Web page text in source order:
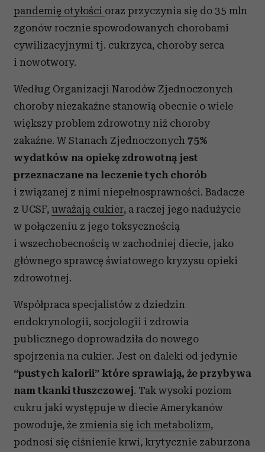
pandemię otyłości oraz przyczynia się do 35 mln
zgonów rocznie spowodowanych chorobami
cywilizacyjnymi tj. cukrzyca, choroby serca
i nowotwory.
Według Organizacji Narodów Zjednoczonych
choroby niezakaźne stanowią obecnie o wiele
większy problem zdrowotny niż choroby
zakaźne. W Stanach Zjednoczonych 75%
wydatków na opiekę zdrowotną jest
przeznaczane na leczenie tych chorób
i związanej z nimi niepełnosprawności. Badacze
z UCSF, uważają cukier, a raczej jego nadużycie
w połączeniu z jego toksycznością
i wszechobecnością w zachodniej diecie, jako
głównego sprawcę światowego kryzysu opieki
zdrowotnej.
Współpraca specjalistów z dziedzin
endokrynologii, socjologii i zdrowia
publicznego doprowadziła do nowego
spojrzenia na cukier. Jest on daleki od jedynie
“pustych kalorii” które sprawiają, że przybywa
nam tkanki tłuszczowej. Tak wysoki poziom
cukru jaki występuje w diecie Amerykanów
powoduje, że zmienia się ich metabolizm,
podnosi się ciśnienie krwi, krytycznie zaburzona